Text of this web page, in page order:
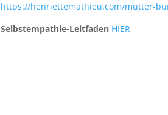
https://henriettemathieu.com/mutter-
Selbstempathie-Leitfaden HIER